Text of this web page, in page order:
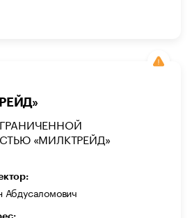
«МИЛКТРЕЙД»